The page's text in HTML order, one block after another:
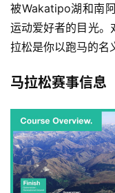
被Wakatipo湖和南
运动爱好者的目光。
拉松是你以跑马的名
马拉松赛事信息